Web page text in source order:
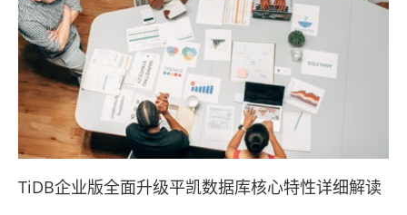
TiDB企业版全面升级平凯数据库核心特性详细解读